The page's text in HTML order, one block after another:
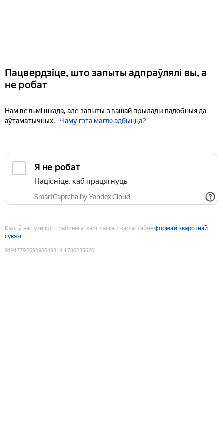
Пацвердзіце, што запыты адпраўлялі вы, а
не робат
Нам вельмі шкада, але запыты з вашай прылады падобныя да
аўтаматычных.
Чаму гэта магло адбыцца?
Я не робат
Націсніце, каб працягнуць
SmartCaptcha by Yandex Cloud
Калі ў вас узніклі праблемы, калі ласка, скарыстайцеформай зваротнай
сувязі
9191779269093549314:1786235626